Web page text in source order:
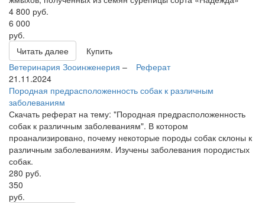
4 800 руб.
6 000
руб.
Читать далее
Купить
Ветеринария Зооинженерия –
Реферат
21.11.2024
Породная предрасположенность собак к различным
заболеваниям
Скачать реферат на тему: "Породная предрасположенность
собак к различным заболеваниям". В котором
проанализировано, почему некоторые породы собак склоны к
различным заболеваниям. Изучены заболевания породистых
собак.
280 руб.
350
руб.